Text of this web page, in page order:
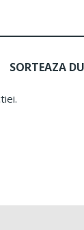
SORTEAZA